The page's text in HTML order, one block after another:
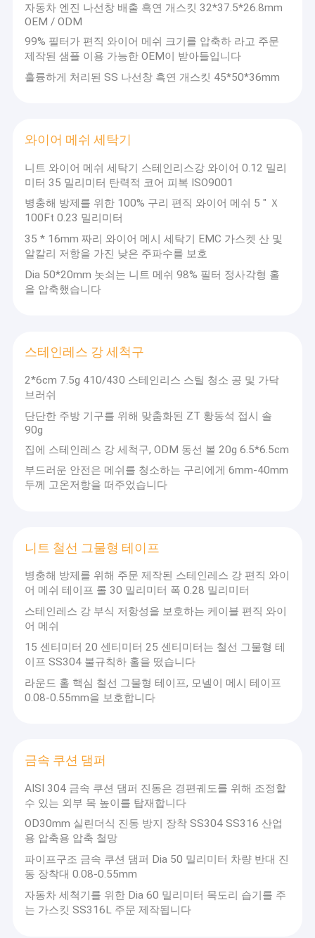
홈
제품 소개
회사 소개
자동차 엔진 나선창 배출 흑연 개스킷 32*37.5*26.8mm
OEM / ODM
99% 필터가 편직 와이어 메쉬 크기를 압축하 라고 주문
제작된 샘플 이용 가능한 OEM이 받아들입니다
훌륭하게 처리된 SS 나선창 흑연 개스킷 45*50*36mm
와이어 메쉬 세탁기
니트 와이어 메쉬 세탁기 스테인리스강 와이어 0.12 밀리
미터 35 밀리미터 탄력적 코어 피복 ISO9001
병충해 방제를 위한 100% 구리 편직 와이어 메쉬 5 " Ｘ
100Ft 0.23 밀리미터
35 * 16mm 짜리 와이어 메시 세탁기 EMC 가스켓 산 및
알칼리 저항을 가진 낮은 주파수를 보호
Dia 50*20mm 놋쇠는 니트 메쉬 98% 필터 정사각형 홀
을 압축했습니다
스테인레스 강 세척구
2*6cm 7.5g 410/430 스테인리스 스틸 청소 공 및 가닥
브러쉬
단단한 주방 기구를 위해 맞춤화된 ZT 황동석 접시 솔
90g
집에 스테인레스 강 세척구, ODM 동선 볼 20g 6.5*6.5cm
부드러운 안전은 메쉬를 청소하는 구리에게 6mm-40mm
두께 고온저항을 떠주었습니다
니트 철선 그물형 테이프
병충해 방제를 위해 주문 제작된 스테인레스 강 편직 와이
어 메쉬 테이프 롤 30 밀리미터 폭 0.28 밀리미터
스테인레스 강 부식 저항성을 보호하는 케이블 편직 와이
어 메쉬
15 센티미터 20 센티미터 25 센티미터는 철선 그물형 테
이프 SS304 불규칙하 홀을 떴습니다
라운드 홀 핵심 철선 그물형 테이프, 모넬이 메시 테이프
0.08-0.55mm을 보호합니다
금속 쿠션 댐퍼
AISI 304 금속 쿠션 댐퍼 진동은 경편궤도를 위해 조정할
수 있는 외부 목 높이를 탑재합니다
OD30mm 실린더식 진동 방지 장착 SS304 SS316 산업
용 압축용 압축 철망
파이프구조 금속 쿠션 댐퍼 Dia 50 밀리미터 차량 반대 진
동 장착대 0.08-0.55mm
자동차 세척기를 위한 Dia 60 밀리미터 목도리 습기를 주
는 가스킷 SS316L 주문 제작됩니다
"안핑 즈하오통 금속 그물망 주식회사는 20년 이상간
이 라인에 관여하는 와이어 메쉬 제작의 전문적 공장
이고, 와이어 메쉬 연구, 디자인, 생산, 판매와 애프터
서비스의 풍부한 경험을 축적했습니다. 그리고 항상
회사가 확립된 이후 "품질 첫번째 푸테이션 최고, 고